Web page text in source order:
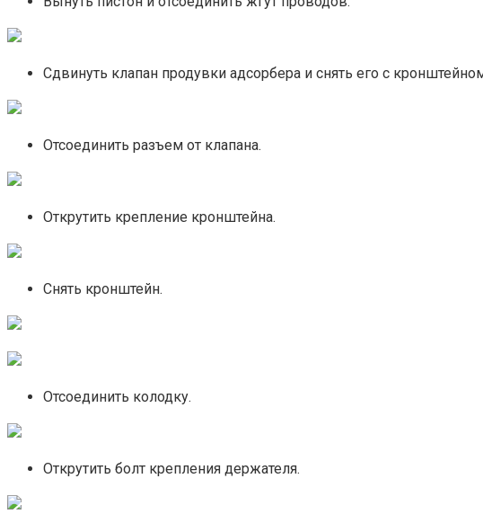
Сдвинуть клапан продувки адсорбера и снять его с
Отсоединить разъем от клапана.
Открутить крепление кронштейна.
Снять кронштейн.
Отсоединить колодку.
Открутить болт крепления держателя.